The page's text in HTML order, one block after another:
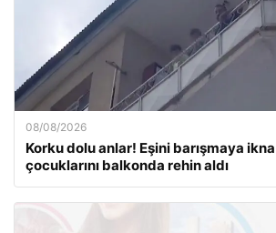
08/08/2026
Korku dolu anlar! Eşini barışmaya
çocuklarını balkonda rehin aldı